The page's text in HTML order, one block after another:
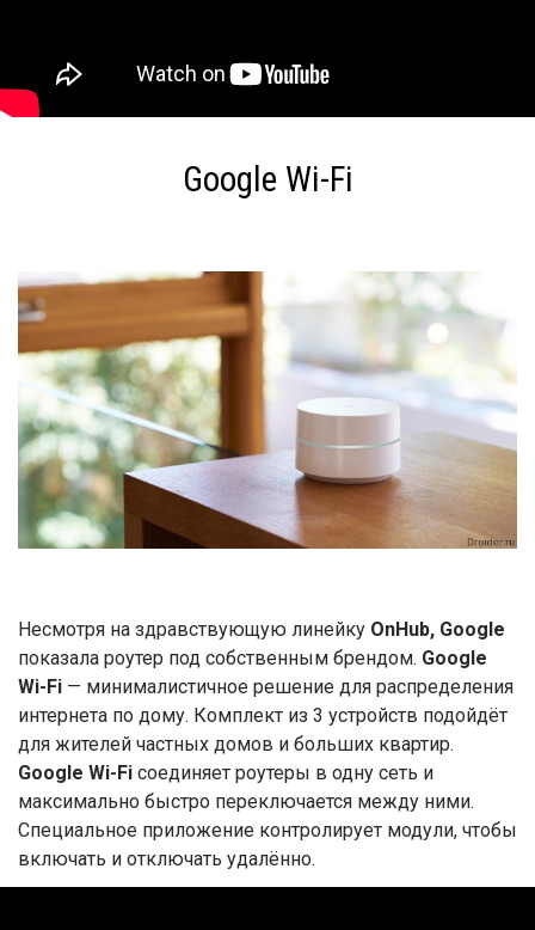
Google Wi-Fi
Несмотря на здравствующую линейку OnHub, Google
показала роутер под собственным брендом. Google
Wi-Fi — минималистичное решение для распределения
интернета по дому. Комплект из 3 устройств подойдёт
для жителей частных домов и больших квартир.
Google Wi-Fi соединяет роутеры в одну сеть и
максимально быстро переключается между ними.
Специальное приложение контролирует модули, чтобы
включать и отключать удалённо.